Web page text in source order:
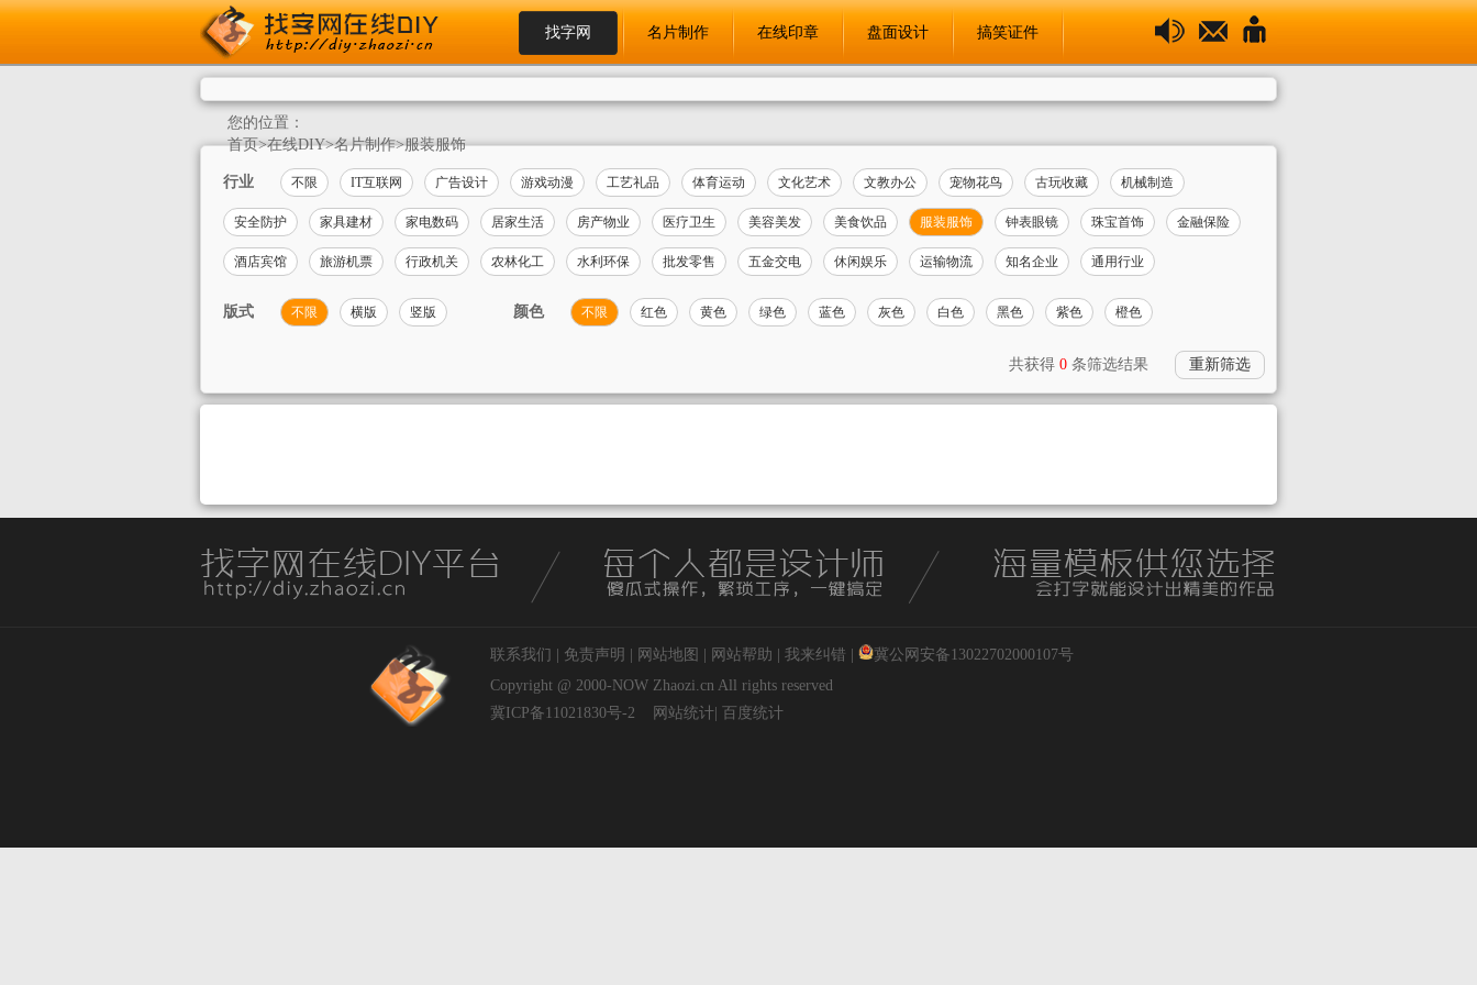
找字网 名片制作 在线印章 盘面设计 搞笑证件
您的位置：
首页>在线DIY>名片制作>服装服饰
行业 不限 IT互联网 广告设计 游戏动漫 工艺礼品 体育运动 文化艺术 文教办公 宠物花鸟 古玩收藏 机械制造
安全防护 家具建材 家电数码 居家生活 房产物业 医疗卫生 美容美发 美食饮品 服装服饰 钟表眼镜 珠宝首饰 金融保险
酒店宾馆 旅游机票 行政机关 农林化工 水利环保 批发零售 五金交电 休闲娱乐 运输物流 知名企业 通用行业
版式 不限 横版 竖版 颜色 不限 红色 黄色 绿色 蓝色 灰色 白色 黑色 紫色 橙色
共获得 0 条筛选结果 重新筛选
联系我们 免责声明 网站地图 网站帮助 我来纠错
冀公网安备13022702000107号
Copyright @ 2000-NOW Zhaozi.cn All rights reserved
冀ICP备11021830号-2
网站统计 百度统计